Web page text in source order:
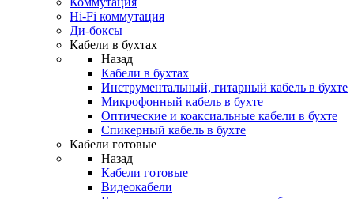
Hi-Fi коммутация
Ди-боксы
Кабели в бухтах
Назад
Кабели в бухтах
Инструментальный, гитарный кабель в бухте
Микрофонный кабель в бухте
Оптические и коаксиальные кабели в бухте
Спикерный кабель в бухте
Кабели готовые
Назад
Кабели готовые
Видеокабели